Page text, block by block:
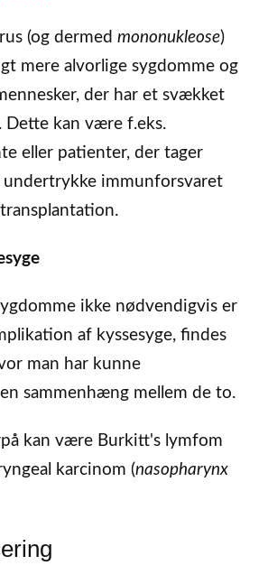
(og dermed mononukleose)
mere alvorlige sygdomme og
der har et svækket
Dette kan være f.eks.
eller patienter, der tager
immunforsvaret
ikke nødvendigvis er
af kyssesyge, findes
man har kunne
sammenhæng mellem de to.
kan være Burkitt's lymfom
karcinom (nasopharynx